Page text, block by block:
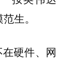
生。
硬件、网